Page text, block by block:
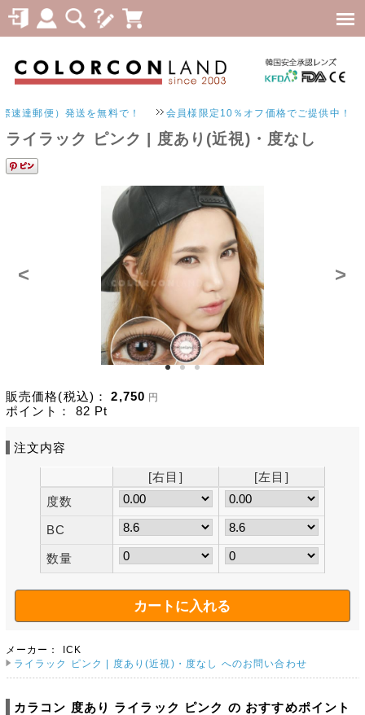
）発送を無料で！ 会員様限定10％オフ価格でご提供中！
ライラック ピンク | 度あり(近視)・度なし
< >
販売価格(税込)： 2,750 円
ポイント： 82 Pt
注文内容
[右目]
[左目]
度数
BC
数量
メーカー：
ICK
ライラック ピンク | 度あり(近視)・度なし へのお問い合わせ
カラコン 度あり ライラック ピンク の おすすめポイント